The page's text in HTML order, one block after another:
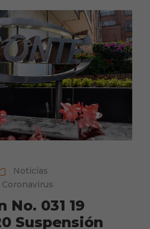
Noticias
Coronavirus
No. 031 19
Suspensión